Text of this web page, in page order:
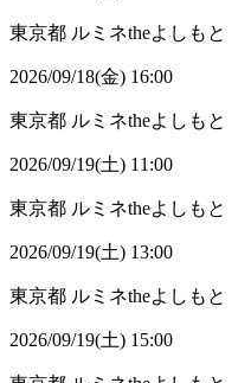
東京都 ルミネtheよしもと
2026/09/18(金) 16:00
東京都 ルミネtheよしもと
2026/09/19(土) 11:00
東京都 ルミネtheよしもと
2026/09/19(土) 13:00
東京都 ルミネtheよしもと
2026/09/19(土) 15:00